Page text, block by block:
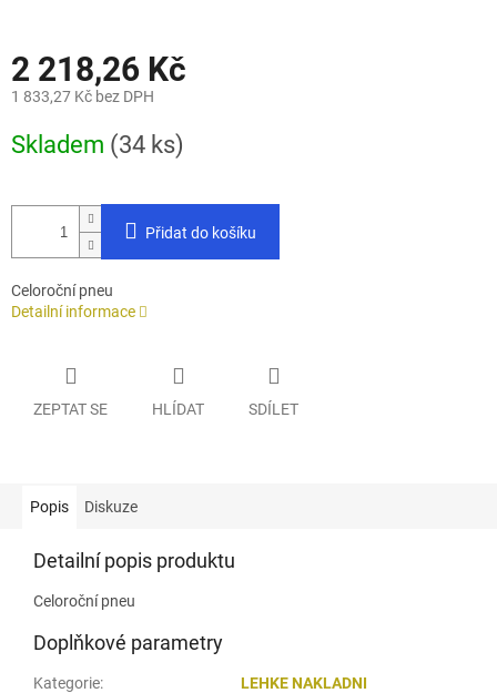
2 218,26 Kč
1 833,27 Kč bez DPH
cena:
Skladem (34 ks)
Přidat do košíku
Celoroční pneu
Detailní informace
ZEPTAT SE HLÍDAT SDÍLET
Popis Diskuze
Detailní popis produktu
Celoroční pneu
Doplňkové parametry
Kategorie:
LEHKE NAKLADNI